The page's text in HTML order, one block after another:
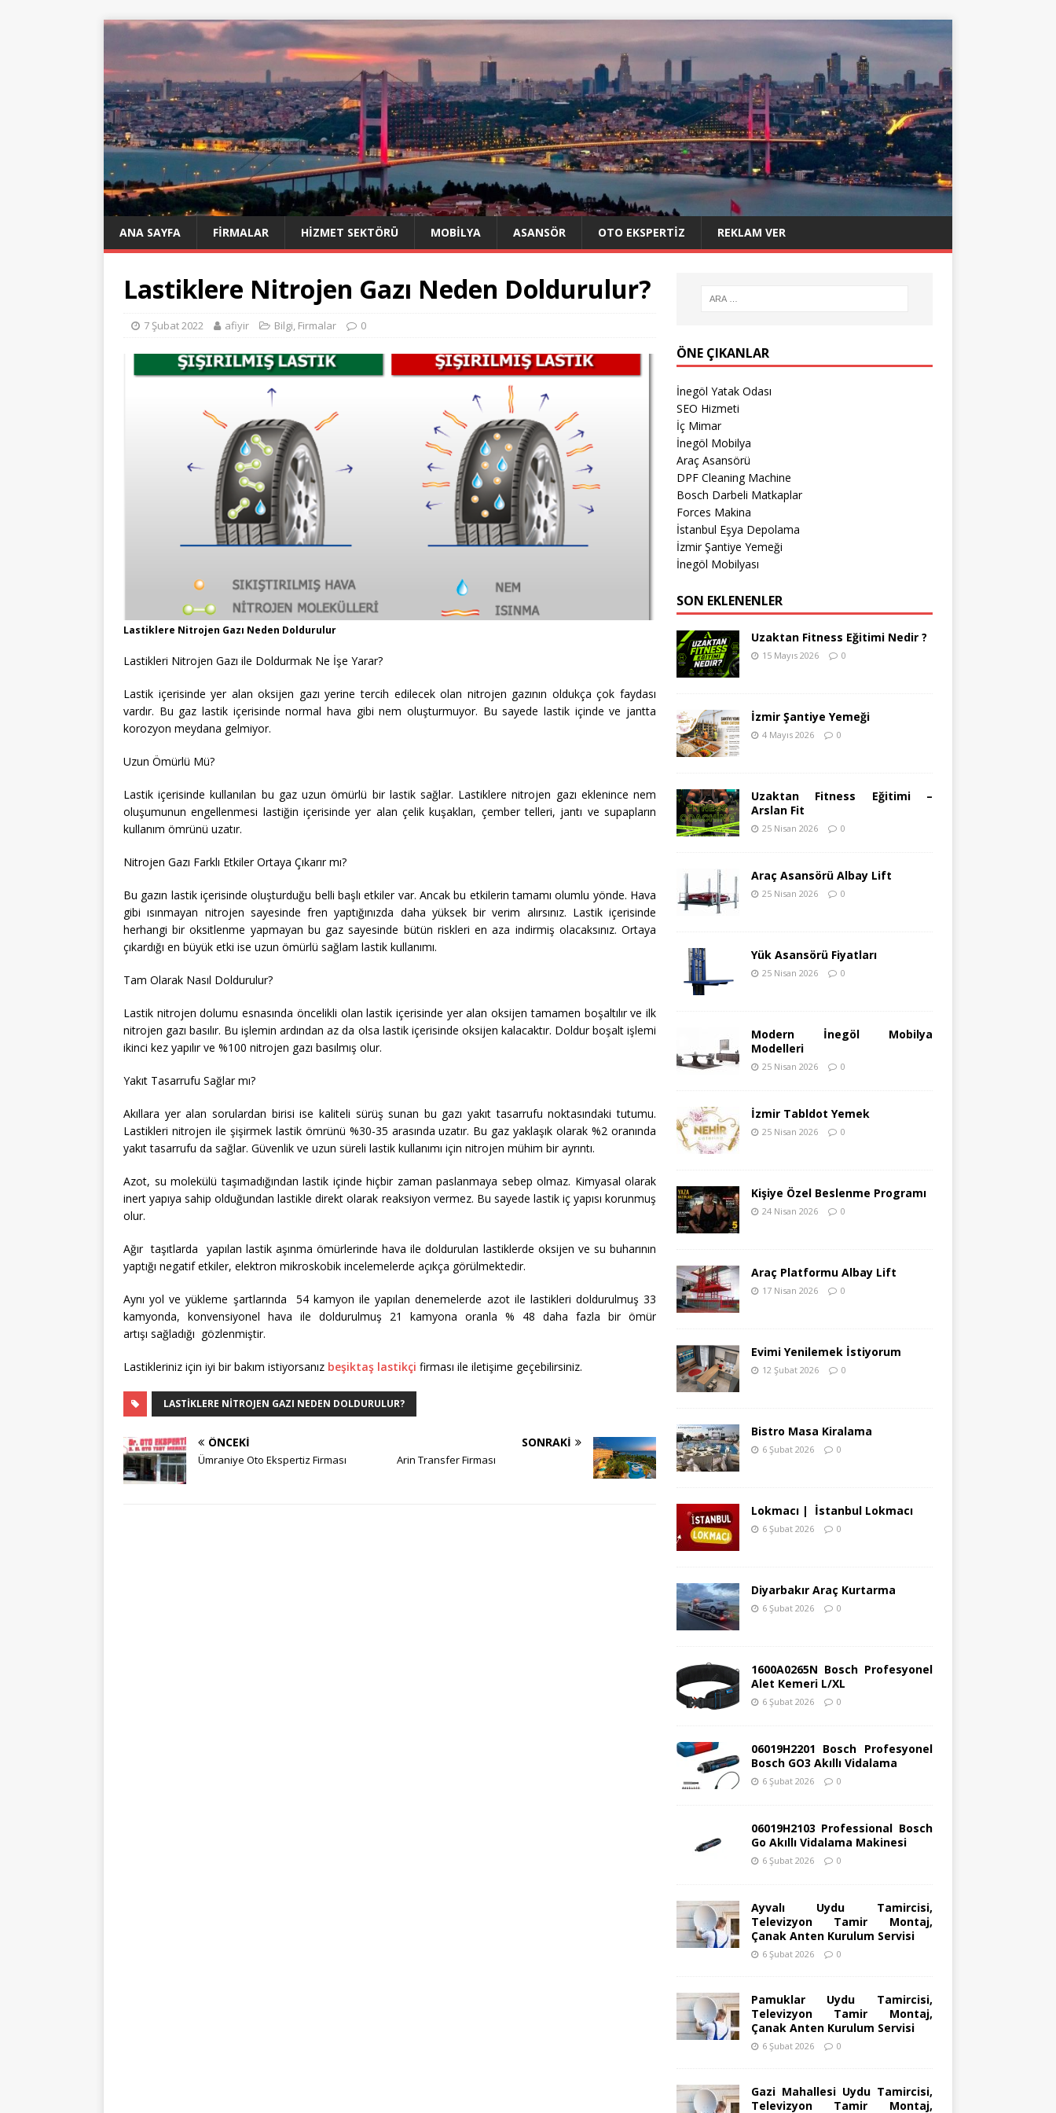
ANA SAYFA FIRMALAR HIZMET SEKTÖRÜ MOBILYA ASANSÖR OTO EKSPERTIZ REKLAM VER
Lastiklere Nitrojen Gazı Neden Doldurulur?
7 Şubat 2022 afiyir Bilgi, Firmalar 0
Lastiklere Nitrojen Gazı Neden Doldurulur
Lastikleri Nitrojen Gazı ile Doldurmak Ne İşe Yarar?
Lastik içerisinde yer alan oksijen gazı yerine tercih edilecek olan nitrojen gazının oldukça çok faydası
vardır. Bu gaz lastik içerisinde normal hava gibi nem oluşturmuyor. Bu sayede lastik içinde ve jantta
korozyon meydana gelmiyor.
Uzun Ömürlü Mü?
Lastik içerisinde kullanılan bu gaz uzun ömürlü bir lastik sağlar. Lastiklere nitrojen gazı eklenince nem
oluşumunun engellenmesi lastiğin içerisinde yer alan çelik kuşakları, çember telleri, jantı ve supapların
kullanım ömrünü uzatır.
Nitrojen Gazı Farklı Etkiler Ortaya Çıkarır mı?
Bu gazın lastik içerisinde oluşturduğu belli başlı etkiler var. Ancak bu etkilerin tamamı olumlu yönde. Hava
gibi ısınmayan nitrojen sayesinde fren yaptığınızda daha yüksek bir verim alırsınız. Lastik içerisinde
herhangi bir oksitlenme yapmayan bu gaz sayesinde bütün riskleri en aza indirmiş olacaksınız. Ortaya
çıkardığı en büyük etki ise uzun ömürlü sağlam lastik kullanımı.
Tam Olarak Nasıl Doldurulur?
Lastik nitrojen dolumu esnasında öncelikli olan lastik içerisinde yer alan oksijen tamamen boşaltılır ve ilk
nitrojen gazı basılır. Bu işlemin ardından az da olsa lastik içerisinde oksijen kalacaktır. Doldur boşalt işlemi
ikinci kez yapılır ve %100 nitrojen gazı basılmış olur.
Yakıt Tasarrufu Sağlar mı?
Akıllara yer alan sorulardan birisi ise kaliteli sürüş sunan bu gazı yakıt tasarrufu noktasındaki tutumu.
Lastikleri nitrojen ile şişirmek lastik ömrünü %30-35 arasında uzatır. Bu gaz yaklaşık olarak %2 oranında
yakıt tasarrufu da sağlar. Güvenlik ve uzun süreli lastik kullanımı için nitrojen mühim bir ayrıntı.
Azot, su molekülü taşımadığından lastik içinde hiçbir zaman paslanmaya sebep olmaz. Kimyasal olarak
inert yapıya sahip olduğundan lastikle direkt olarak reaksiyon vermez. Bu sayede lastik iç yapısı korunmuş
olur.
Ağır taşıtlarda yapılan lastik aşınma ömürlerinde hava ile doldurulan lastiklerde oksijen ve su buharının
yaptığı negatif etkiler, elektron mikroskobik incelemelerde açıkça görülmektedir.
Aynı yol ve yükleme şartlarında 54 kamyon ile yapılan denemelerde azot ile lastikleri doldurulmuş 33
kamyonda, konvensiyonel hava ile doldurulmuş 21 kamyona oranla % 48 daha fazla bir ömür
artışı sağladığı gözlenmiştir.
Lastikleriniz için iyi bir bakım istiyorsanız beşiktaş lastikçi firması ile iletişime geçebilirsiniz.
LASTIKLERE NITROJEN GAZI NEDEN DOLDURULUR?
ÖNCEKI
Ümraniye Oto Ekspertiz Firması
SONRAKI
Arin Transfer Firması
ÖNE ÇIKANLAR
İnegöl Yatak Odası
SEO Hizmeti
İç Mimar
İnegöl Mobilya
Araç Asansörü
DPF Cleaning Machine
Bosch Darbeli Matkaplar
Forces Makina
İstanbul Eşya Depolama
İzmir Şantiye Yemeği
İnegöl Mobilyası
SON EKLENENLER
Uzaktan Fitness Eğitimi Nedir ?
15 Mayıs 2026 0
İzmir Şantiye Yemeği
4 Mayıs 2026 0
Uzaktan Fitness Eğitimi –
Arslan Fit
25 Nisan 2026 0
Araç Asansörü Albay Lift
25 Nisan 2026 0
Yük Asansörü Fiyatları
25 Nisan 2026 0
Modern İnegöl Mobilya
Modelleri
25 Nisan 2026 0
İzmir Tabldot Yemek
25 Nisan 2026 0
Kişiye Özel Beslenme Programı
24 Nisan 2026 0
Araç Platformu Albay Lift
17 Nisan 2026 0
Evimi Yenilemek İstiyorum
12 Şubat 2026 0
Bistro Masa Kiralama
6 Şubat 2026 0
Lokmacı | İstanbul Lokmacı
6 Şubat 2026 0
Diyarbakır Araç Kurtarma
6 Şubat 2026 0
1600A0265N Bosch Profesyonel
Alet Kemeri L/XL
6 Şubat 2026 0
06019H2201 Bosch Profesyonel
Bosch GO3 Akıllı Vidalama
6 Şubat 2026 0
06019H2103 Professional Bosch
Go Akıllı Vidalama Makinesi
6 Şubat 2026 0
Ayvalı Uydu Tamircisi,
Televizyon Tamir Montaj,
Çanak Anten Kurulum Servisi
6 Şubat 2026 0
Pamuklar Uydu Tamircisi,
Televizyon Tamir Montaj,
Çanak Anten Kurulum Servisi
6 Şubat 2026 0
Gazi Mahallesi Uydu Tamircisi,
Televizyon Tamir Montaj,